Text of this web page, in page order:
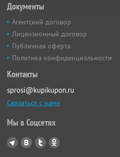
Документы
Агентский договор
Лицензионный договор
Публичная оферта
Политика конфиденциальности
Контакты
sprosi@kupikupon.ru
Связаться с нами
Мы в Соцсетях